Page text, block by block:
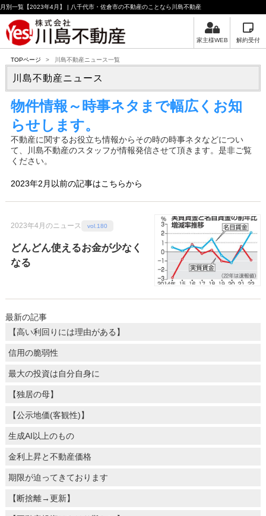
月別一覧【2023年4月】 | 八千代市・佐倉市の不動産のことなら川島不動産
家主様WEB 解約受付
TOPページ > 川島不動産ニュース一覧
川島不動産ニュース
物件情報～時事ネタまで幅広くお知
らせします。
不動産に関するお役立ち情報からその時の時事ネタなどについ
て、川島不動産のスタッフが情報発信させて頂きます。是非ご覧
ください。
2023年2月以前の記事はこちらから
2023年4月のニュース vol.180
どんどん使えるお金が少なく
なる
最新の記事
【高い利回りには理由がある】
信用の脆弱性
最大の投資は自分自身に
【独居の母】
【公示地価(客観性)】
生成AI以上のもの
金利上昇と不動産価格
期限が迫ってきております
【断捨離→更新】